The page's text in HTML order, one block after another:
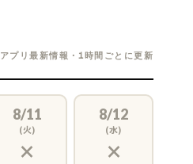
アプリ最新情報・1時間ごとに更新
8/11
(火)
×
8/12
(水)
×